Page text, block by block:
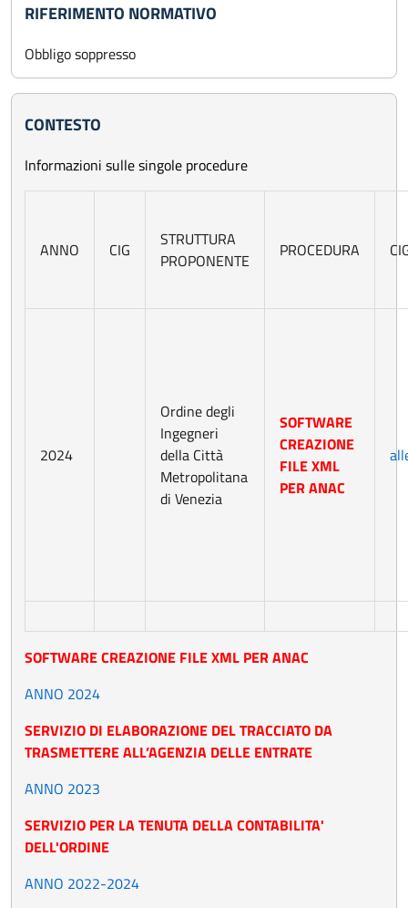
RIFERIMENTO NORMATIVO
Obbligo soppresso
CONTESTO
Informazioni sulle singole procedure
ANNO CIG
STRUTTURA
PROPONENTE
PROCEDURA
2024
Ordine degli
Ingegneri
della Città
Metropolitana
di Venezia
SOFTWARE
CREAZIONE
FILE XML
PER ANAC
SOFTWARE CREAZIONE FILE XML PER ANAC
ANNO 2024
SERVIZIO DI ELABORAZIONE DEL TRACCIATO DA
TRASMETTERE ALL’AGENZIA DELLE ENTRATE
ANNO 2023
SERVIZIO PER LA TENUTA DELLA CONTABILITA'
DELL'ORDINE
ANNO 2022-2024